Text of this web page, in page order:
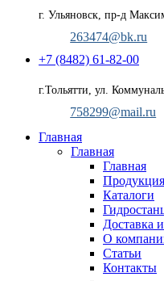
г. Ульяновск, пр-д
263474@bk.ru
+7 (8482) 61-82-00
г.Тольятти, ул.
758299@mail.ru
Главная
Главная
Главная
Продукция
Каталоги
Доставка
О
Статьи
Контакты